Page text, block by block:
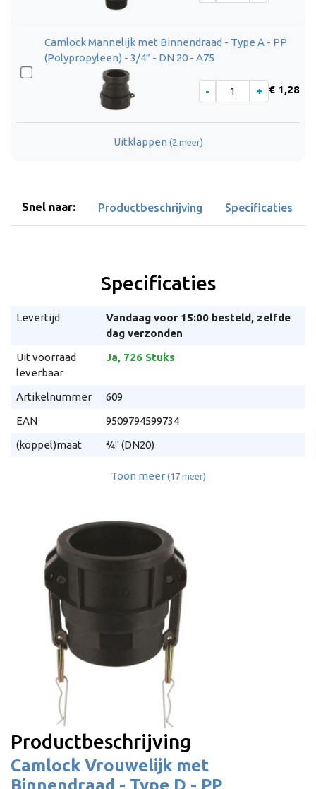
Camlock Mannelijk met Binnendraad - Type A - PP
(Polypropyleen) - 3/4” - DN 20 - A75
€ 1,28
Uitklappen (2 meer)
Snel naar: Productbeschrijving Specificaties
Specificaties
Levertijd
Vandaag voor 15:00 besteld, zelfde
dag verzonden
Uit voorraad
leverbaar
Ja, 726 Stuks
Artikelnummer
609
EAN
9509794599734
(koppel)maat
¾" (DN20)
Toon meer (17 meer)
Productbeschrijving
Camlock Vrouwelijk met
Binnendraad - Type D - PP